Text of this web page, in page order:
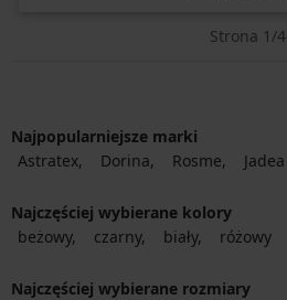
Strona 1/4
Najpopularniejsze marki
Astratex
Dorina Rosme Jadea
Najczęściej wybierane kolory
beżowy
czarny biały różowy
Najczęściej wybierane rozmiary